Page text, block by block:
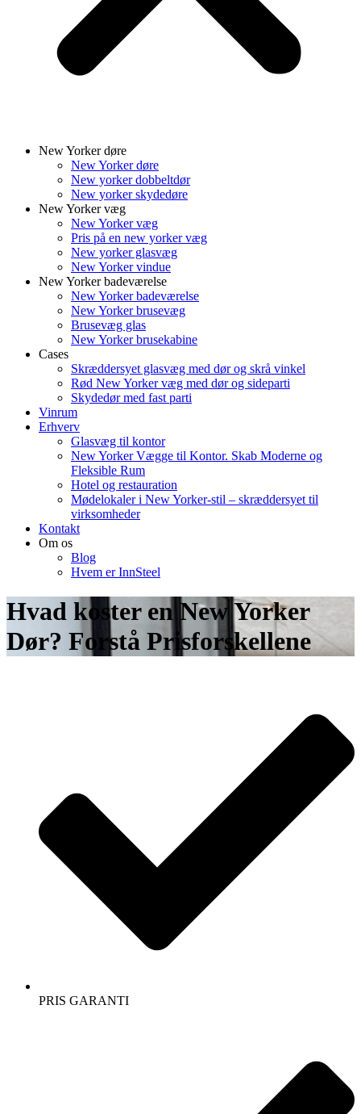
New Yorker døre
New Yorker døre
New yorker dobbeltdør
New yorker skydedøre
New Yorker væg
New Yorker væg
Pris på en new yorker væg
New yorker glasvæg
New Yorker vindue
New Yorker badeværelse
New Yorker badeværelse
New Yorker brusevæg
Brusevæg glas
New Yorker brusekabine
Cases
Skræddersyet glasvæg med dør og skrå vinkel
Rød New Yorker væg med dør og sideparti
Skydedør med fast parti
Vinrum
Erhverv
Glasvæg til kontor
New Yorker Vægge til Kontor. Skab Moderne og
Fleksible Rum
Hotel og restauration
Mødelokaler i New Yorker-stil – skræddersyet til
virksomheder
Kontakt
Om os
Blog
Hvem er InnSteel
Hvad koster en New Yorker
Dør? Forstå Prisforskellene
PRIS GARANTI